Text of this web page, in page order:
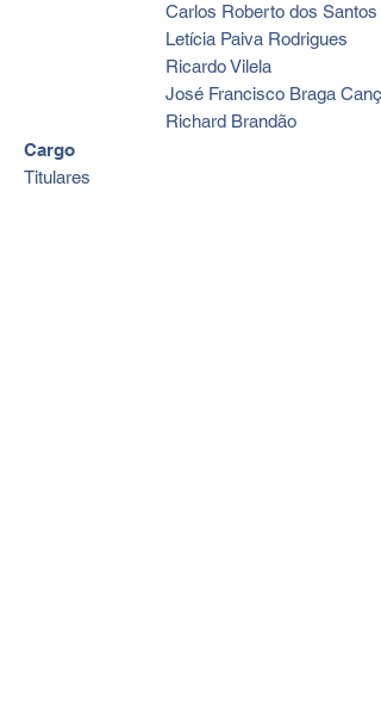
Carlos Roberto dos Santos
Letícia Paiva Rodrigues
Ricardo Vilela
José Francisco Braga
Richard Brandão
Cargo
Titulares